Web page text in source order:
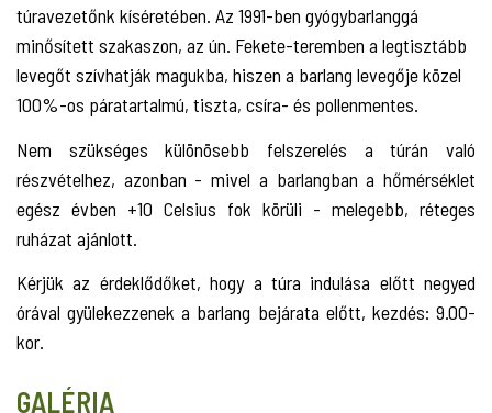
túravezetőnk kíséretében. Az 1991-ben gyógybarlanggá
minősített szakaszon, az ún. Fekete-teremben a legtisztább
levegőt szívhatják magukba, hiszen a barlang levegője közel
100%-os páratartalmú, tiszta, csíra- és pollenmentes.
Nem szükséges különösebb felszerelés a túrán való
részvételhez, azonban - mivel a barlangban a hőmérséklet
egész évben +10 Celsius fok körüli - melegebb, réteges
ruházat ajánlott.
Kérjük az érdeklődőket, hogy a túra indulása előtt negyed
órával gyülekezzenek a barlang bejárata előtt, kezdés: 9.00-
kor.
GALÉRIA